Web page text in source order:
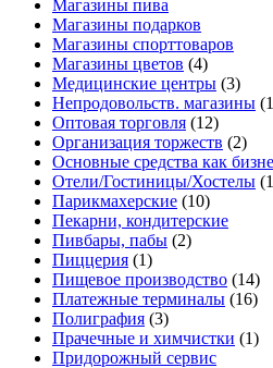
Магазины пива
Магазины подарков
Магазины спорттоваров
Магазины цветов (4)
Медицинские центры (3)
Непродовольств. магазины
Оптовая торговля (12)
Организация торжеств (2)
Основные средства как
Отели/Гостиницы/Хостелы
Парикмахерские (10)
Пекарни, кондитерские
Пивбары, пабы (2)
Пиццерия (1)
Пищевое производство (14)
Платежные терминалы (16)
Полиграфия (3)
Прачечные и химчистки (1)
Придорожный сервис